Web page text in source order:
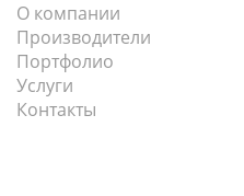
О компании
Производители
Портфолио
Услуги
Контакты